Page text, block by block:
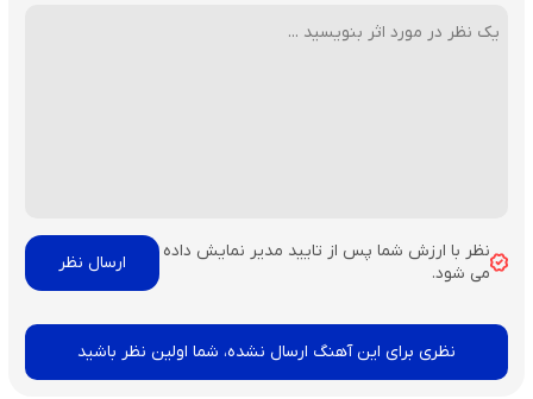
نظر با ارزش شما پس از تایید مدیر نمایش داده
می شود.
نظری برای این آهنگ ارسال نشده، شما اولین نظر باشید